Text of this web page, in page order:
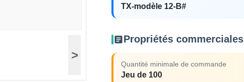
>
TX-modèle 12-B#
Propriétés commerciales
Quantité minimale de commande
Jeu de 100